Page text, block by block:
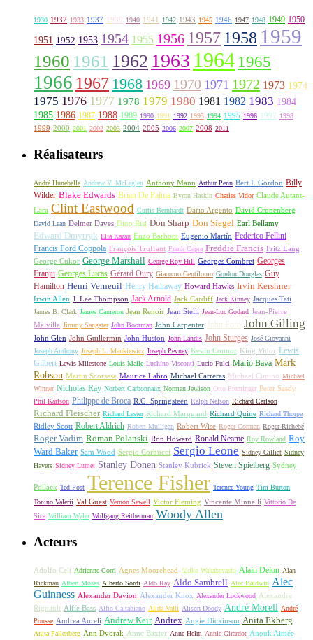
1930 1932 1933 1937 1939 1940 1941 1942 1943 1945 1946 1947 1948 1949 1950
1951 1952 1953 1954 1955 1956 1957 1958 1959
1960 1961 1962 1963 1964 1965
1966 1967 1968 1969 1970 1971 1972 1973 1974
1975 1976 1977 1978 1979 1980 1981 1982 1983 1984
1985 1986 1987 1988 1989 1990 1991 1992 1993 1994 1995 1996 1997 1998
1999 2000 2001 2002 2003 2004 2005 2006 2007 2008 2011
Réalisateurs
André Hunebelle Andrew V. McLaglen Anthony Mann Arthur Penn Bert I. Gordon Billy
Wilder Blake Edwards Brian De Palma Byron Haskin Charles Vidor Claude Autant-
Lara Clint Eastwood Curtis Bernhardt Dario Argento David Cronenberg
David Lean Delmer Daves Dino Risi Don Sharp Don Siegel Earl Bellamy
Edward Dmytryk Elia Kazan Enzo Barboni Eugenio Martín Federico Fellini
Francis Ford Coppola François Truffaut Frank Capra Freddie Francis Fritz Lang
George Cukor George Marshall George Roy Hill Georges Combret Georges
Franju Georges Lucas Gérard Oury Giacomo Gentilomo Gordon Douglas Guy
Hamilton Henri Verneuil Henry Hathaway Howard Hawks Irvin Kershner
Irwin Allen J. Lee Thompson Jack Arnold Jack Cardiff Jack Kinney Jacques Tati
James B. Clark James Cameron Jean Renoir Jean Stelli Jean-Luc Godard Jean-Pierre
Melville Jimmy Sangster John Boorman John Carpenter John Ford John Gilling
John Glen John Guillermin John Huston John Landis John Sturges José Giovanni
Joseph Anthony Joseph L. Mankiewicz Joseph Pevney Kevin Connor King Vidor Lewis
Gilbert Lewis Milestone Louis Malle Luchino Visconti Lucio Fulci Mario Bava Mark
Robson Martin Scorsese Maurice Labro Michael Carreras Michael Cimino Michael
Winner Nicholas Ray Norbert Carbonnaux Norman Jewison Otto Preminger Peter Sasdy
Phil Karlson Philippe de Broca R.G. Springsteen Ralph Nelson Richard Carlson
Richard Fleischer Richard Lester Richard Marquand Richard Quine Richard Thorpe
Ridley Scott Robert Aldrich Robert Mulligan Robert Wise Roger Corman Roger Richebé
Roger Vadim Roman Polanski Ron Howard Ronald Neame Roy Rowland Roy
Ward Baker Sam Wood Sergio Corbucci Sergio Leone Sidney Gilliat Sidney
Hayers Sidney Lumet Stanley Donen Stanley Kubrick Steven Spielberg Sydney
Pollack Ted Post Terence Fisher Terence Young Tim Burton
Tonino Valerii Val Guest Vernon Sewell Victor Fleming Vincente Minnelli Vittorio De
Sica William Wyler Wolfgang Reitherman Woody Allen
Acteurs
Adolfo Celi Adrienne Corri Agnes Moorehead Akiko Wakabayashi Alain Delon Alan
Rickman Albert Moses Alberto Sordi Aldo Ray Aldo Sambrell Alec Baldwin Alec
Guinness Alexander Davion Alexander Knox Alexander Lockwood Alexandre
Rignault Alfie Bass Alfio Caltabiano Alida Valli Alison Doody André Morell
André
Pousse Andrea Aureli Andrew Keir Andrex Angie Dickinson Anita Ekberg
Anita Pallenberg Ann Dvorak Anne Baxter Anne Helm Annie Girardot Anouk Aimée